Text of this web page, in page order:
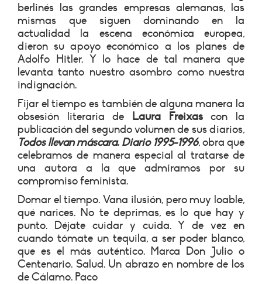
berlinés las grandes empresas alemanas, las
mismas que siguen dominando en la
actualidad la escena económica europea,
dieron su apoyo económico a los planes de
Adolfo Hitler. Y lo hace de tal manera que
levanta tanto nuestro asombro como nuestra
indignación.
Fijar el tiempo es también de alguna manera la
obsesión literaria de
Laura Freixascon la
publicación del segundo volumen de sus diarios,
Todos llevan máscara. Diario 1995-1996,obra que
celebramos de manera especial al tratarse de
una autora a la que admiramos por su
compromiso feminista.
Domar el tiempo. Vana ilusión, pero muy loable,
qué narices. No te deprimas, es lo que hay y
punto. Déjate cuidar y cuida. Y de vez en
cuando tómate un tequila, a ser poder blanco,
que es el más auténtico. Marca Don Julio o
Centenario. Salud. Un abrazo en nombre de los
de Cálamo. Paco